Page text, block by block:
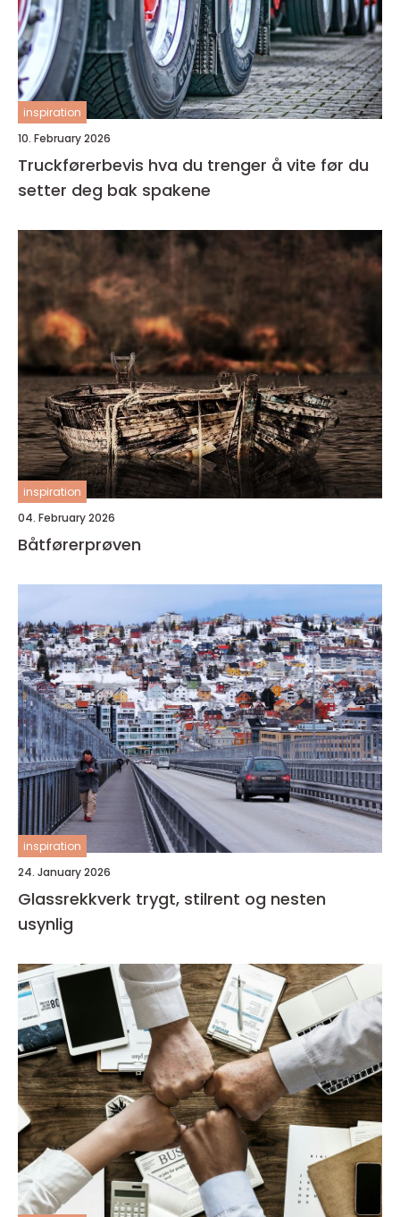
inspiration
10. February 2026
Truckførerbevis hva du trenger å vite før du
setter deg bak spakene
inspiration
04. February 2026
Båtførerprøven
inspiration
24. January 2026
Glassrekkverk trygt, stilrent og nesten
usynlig